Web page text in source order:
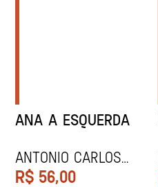
ANA A ESQUERDA
ANTONIO CARLOS
SECCHIN
R$ 56,00